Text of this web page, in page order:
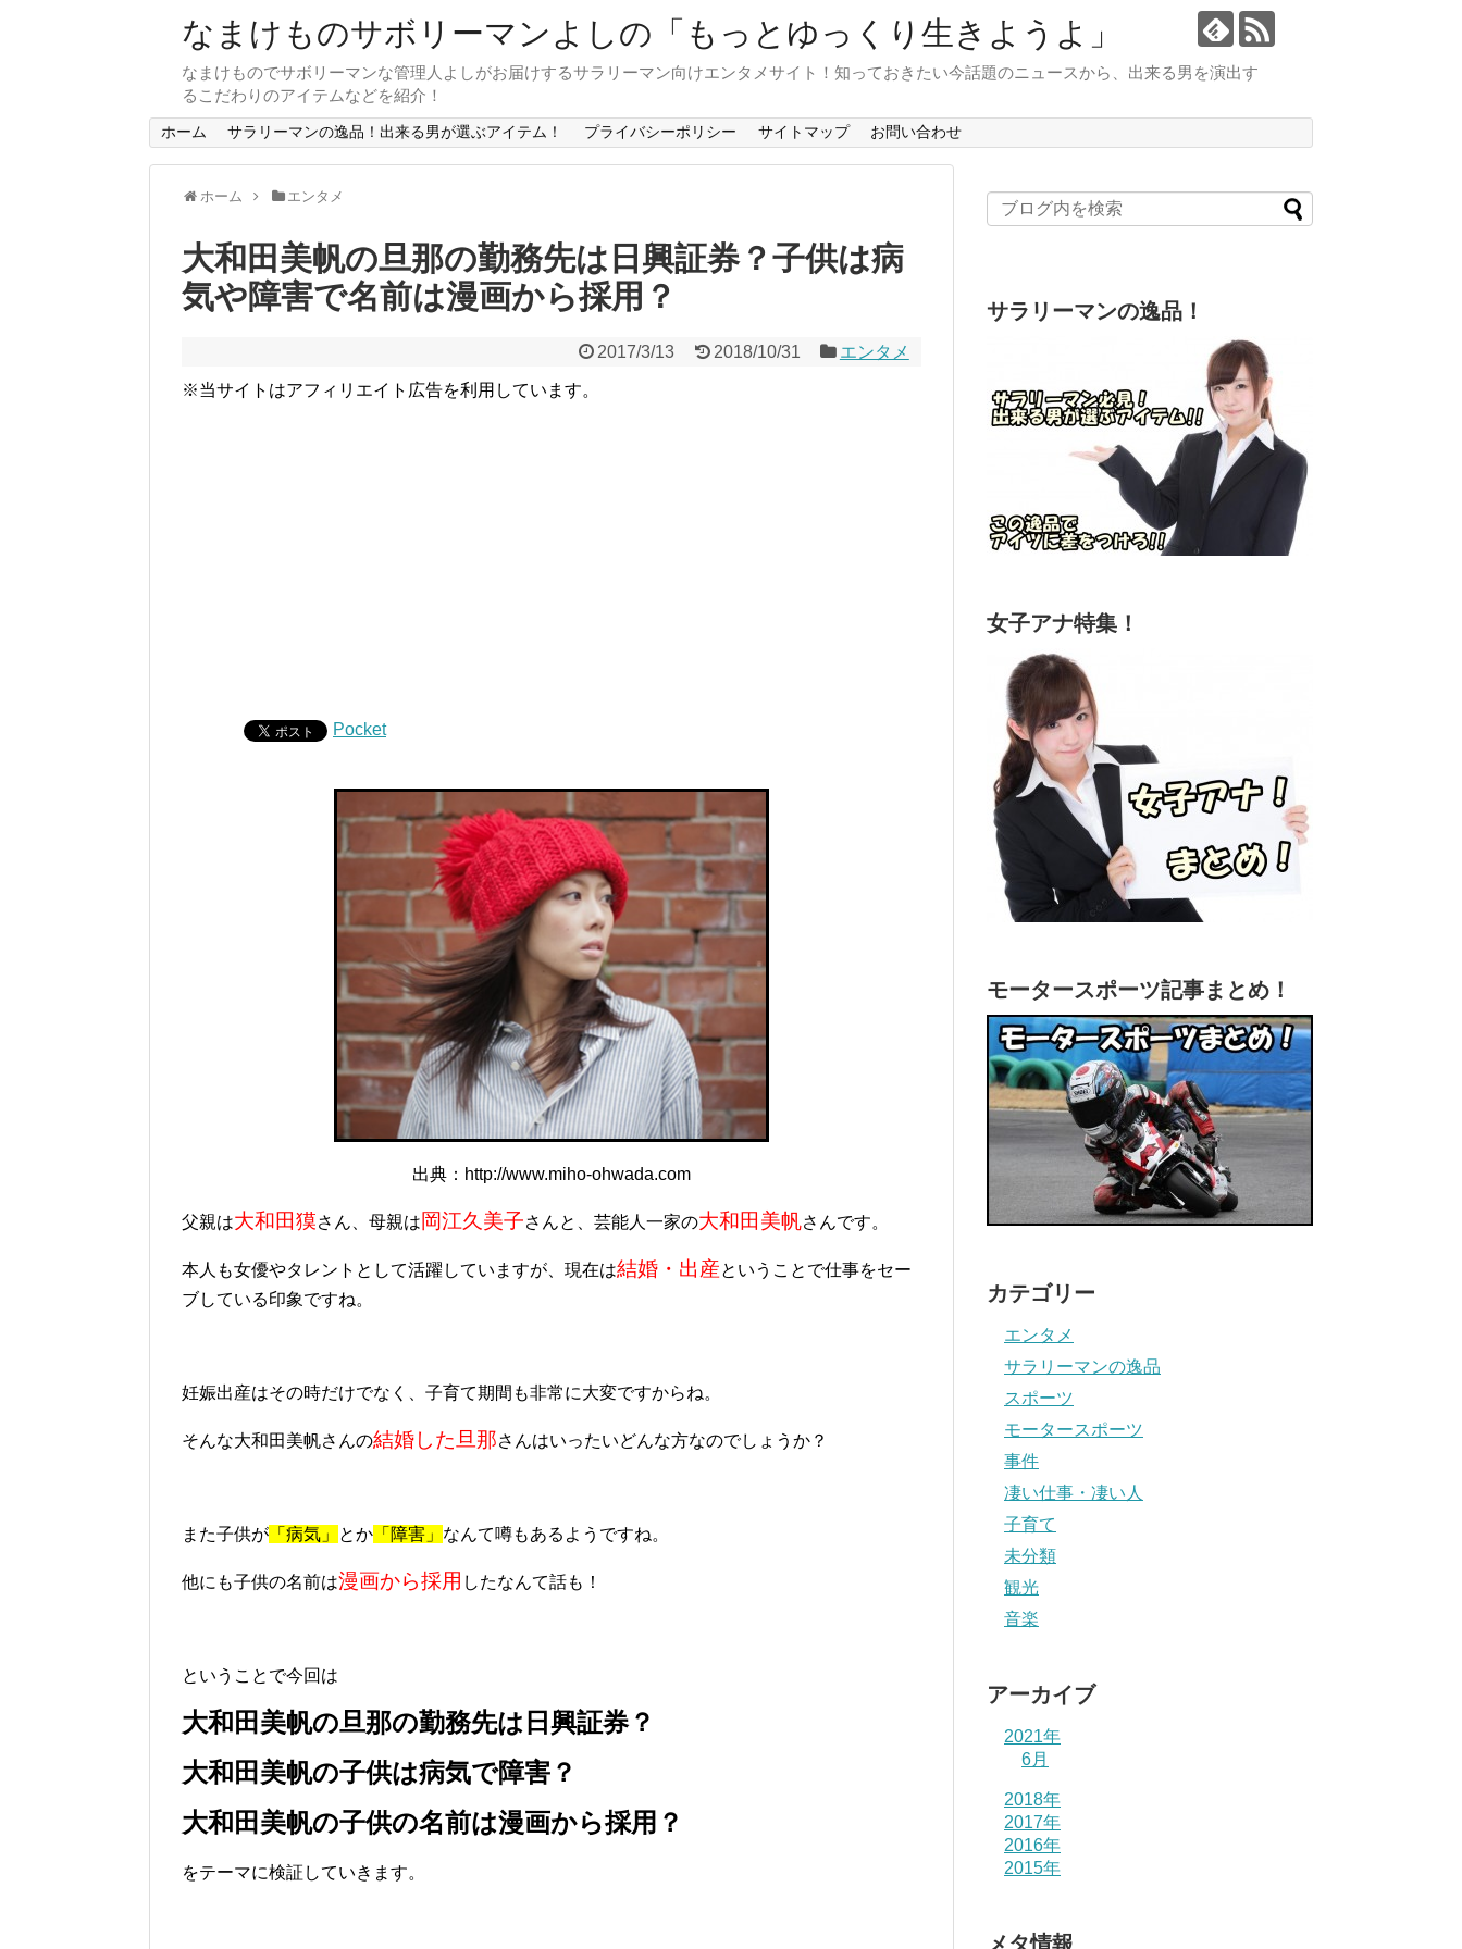
なまけものサボリーマンよしの「もっとゆっくり生きようよ」
なまけものでサボリーマンな管理人よしがお届けするサラリーマン向けエンタメサイト！知っておきたい今話題のニュースから、出来る男を演出す
るこだわりのアイテムなどを紹介！
ホーム サラリーマンの逸品！出来る男が選ぶアイテム！ プライバシーポリシー サイトマップ お問い合わせ
ホーム エンタメ
大和田美帆の旦那の勤務先は日興証券？子供は病
気や障害で名前は漫画から採用？
2017/3/13 2018/10/31 エンタメ
※当サイトはアフィリエイト広告を利用しています。
Pocket
出典：http://www.miho-ohwada.com
父親は大和田獏さん、母親は岡江久美子さんと、芸能人一家の大和田美帆さんです。
本人も女優やタレントとして活躍していますが、現在は結婚・出産ということで仕事をセー
ブしている印象ですね。
妊娠出産はその時だけでなく、子育て期間も非常に大変ですからね。
そんな大和田美帆さんの結婚した旦那さんはいったいどんな方なのでしょうか？
また子供が 「病気」 とか 「障害」 なんて噂もあるようですね。
他にも子供の名前は漫画から採用 したなんて話も！
ということで今回は
大和田美帆の旦那の勤務先は日興証券？
大和田美帆の子供は病気で障害？
大和田美帆の子供の名前は漫画から採用？
をテーマに検証していきます。
サラリーマンの逸品！
女子アナ特集！
モータースポーツ記事まとめ！
カテゴリー
エンタメ
サラリーマンの逸品
スポーツ
モータースポーツ
事件
凄い仕事・凄い人
子育て
未分類
観光
音楽
アーカイブ
2021年
6月
2018年
2017年
2016年
2015年
メタ情報